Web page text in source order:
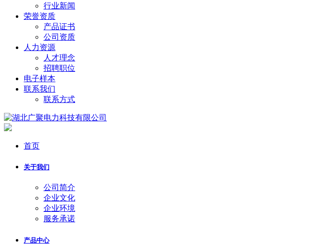
行业新闻
荣誉资质
产品证书
公司资质
人力资源
人才理念
招聘职位
电子样本
联系我们
联系方式
首页
关于我们
公司简介
企业文化
企业环境
服务承诺
产品中心